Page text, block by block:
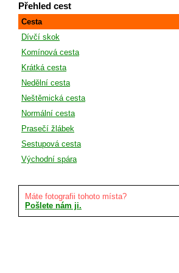
Přehled cest
Cesta
Dívčí skok
Komínová cesta
Krátká cesta
Nedělní cesta
Neštěmická cesta
Normální cesta
Prasečí žlábek
Sestupová cesta
Východní spára
Máte fotografii tohoto místa?
Pošlete nám ji.